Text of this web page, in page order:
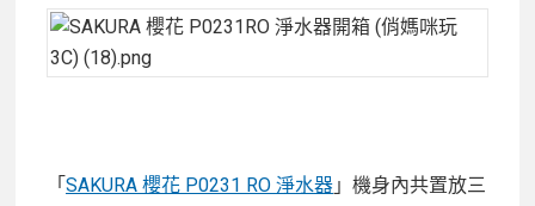
「 SAKURA 櫻花 P0231 RO 淨水器 」機身內共置放三